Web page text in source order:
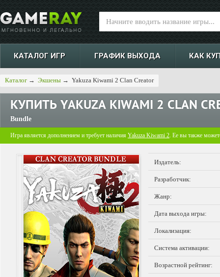
КАТАЛОГ ИГР ГРАФИК ВЫХОДА КАК
Каталог → Экшены → Yakuza Kiwami 2 Clan Creator
КУПИТЬ YAKUZA KIWAMI 2 CLAN
Bundle
Игра является дополнением и требует наличия Yakuza Kiwami 2. Ее вы также
Издатель:
Разработчик:
Жанр:
Дата выхода игры:
Локализация:
Система активации:
Возрастной рейтинг: